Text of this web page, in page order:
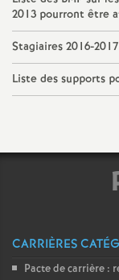
2013 pourront être
Stagiaires 2016-
Liste des supports
CARRIÈRES
Pacte de carrière :